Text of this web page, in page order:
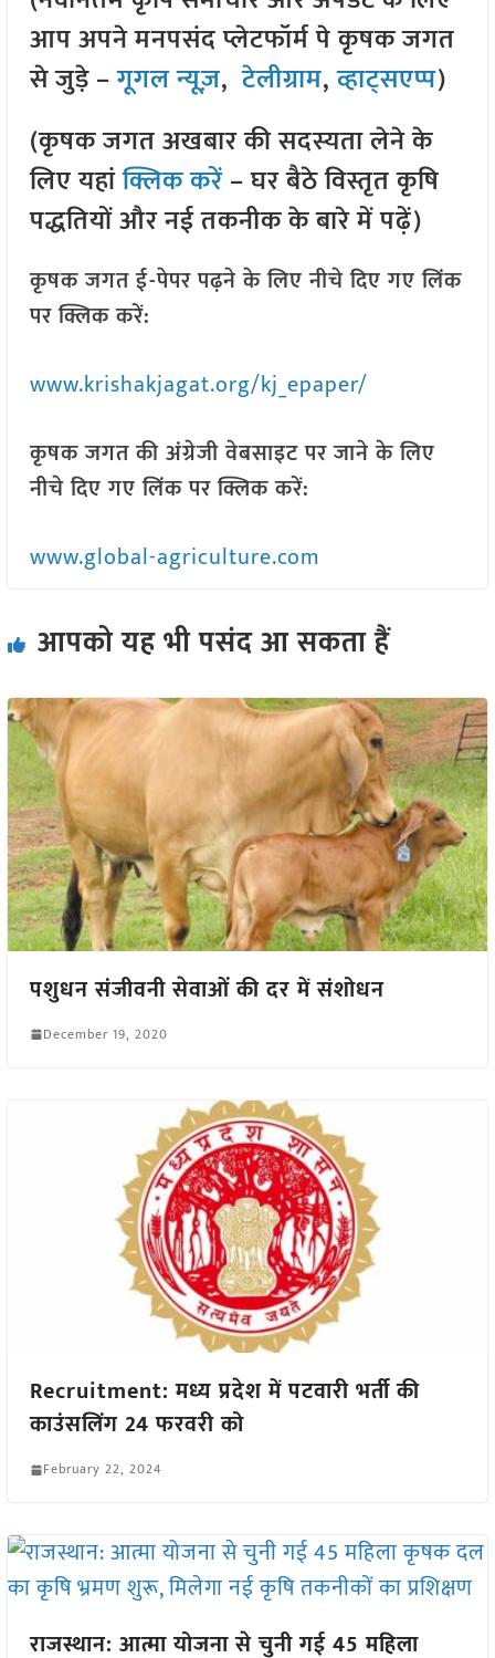
आप अपने मनपसंद प्लेटफॉर्म पे कृषक जगत
से जुड़े –गूगल न्यूज़,टेलीग्राम,व्हाट्सएप्प)
(कृषक जगत अखबार की सदस्यता लेने के
लिए यहांक्लिक करें– घर बैठे विस्तृत कृषि
पद्धतियों और नई तकनीक के बारे में पढ़ें)
कृषक जगत ई-पेपर पढ़ने के लिए नीचे दिए गए लिंक
पर क्लिक करें:
www.krishakjagat.org/kj_epaper/
कृषक जगत की अंग्रेजी वेबसाइट पर जाने के लिए
नीचे दिए गए लिंक पर क्लिक करें:
www.global-agriculture.com
आपको यह भी पसंद आ सकता हैं
पशुधन संजीवनी सेवाओं की दर में संशोधन
December 19, 2020
Recruitment: मध्य प्रदेश में पटवारी भर्ती की
काउंसलिंग 24 फरवरी को
February 22, 2024
राजस्थान: आत्मा योजना से चुनी गई 45 महिला